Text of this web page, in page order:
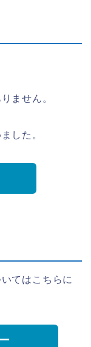
ません。
した。
てはこちらに